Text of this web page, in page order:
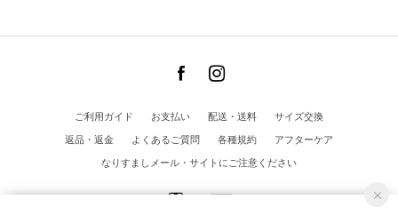
ご利用ガイド お支払い 配送・送料
サイズ交換
返品・返金
よくあるご質問 各種規約
アフターケア
なりすましメール・サイトにご注意ください